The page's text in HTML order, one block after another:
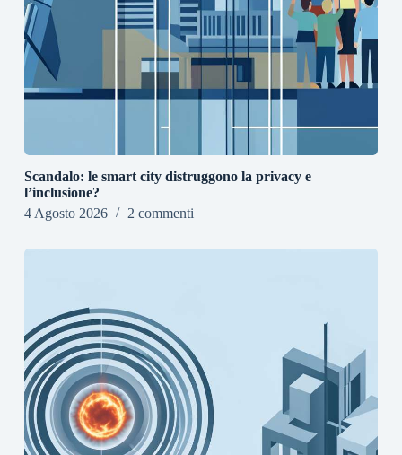
Scandalo: le smart city distruggono la privacy e
l’inclusione?
4 Agosto 2026
2 commenti